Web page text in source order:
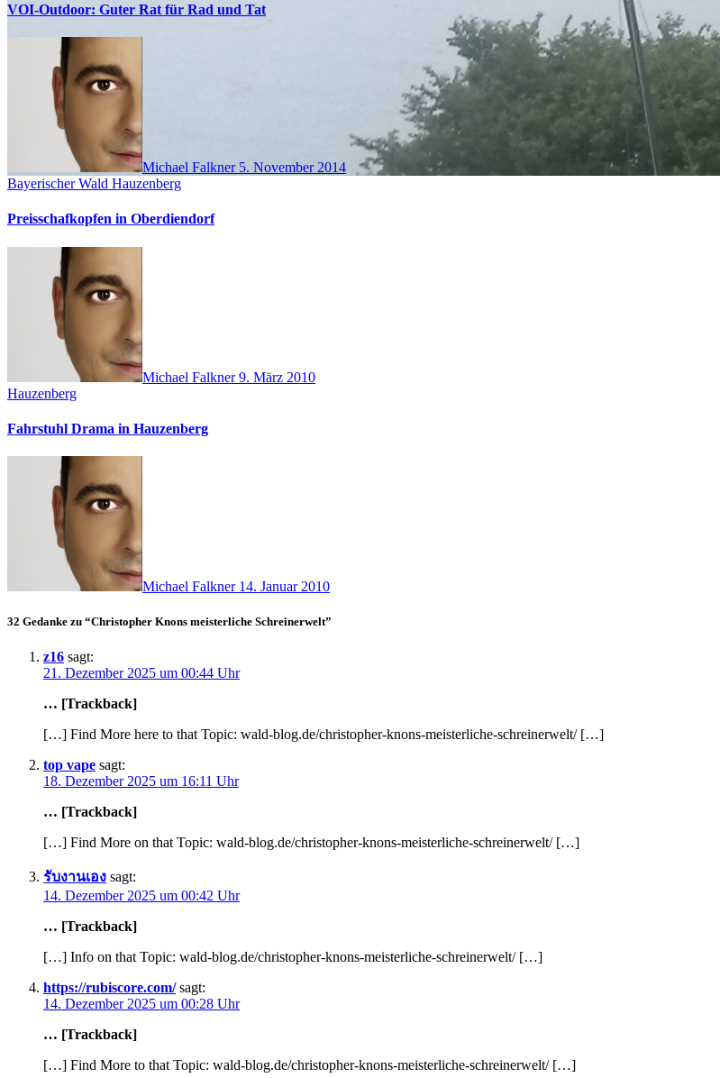
VOI-Outdoor: Guter Rat für Rad und Tat
Michael Falkner 5. November 2014
Bayerischer Wald Hauzenberg
Preisschafkopfen in Oberdiendorf
Michael Falkner9. März 2010
Hauzenberg
Fahrstuhl Drama in Hauzenberg
Michael Falkner 14. Januar 2010
32 Gedanke zu “Christopher Knons meisterliche Schreinerwelt”
z16 sagt:
21. Dezember 2025 um 00:44 Uhr
… [Trackback]
[…] Find More here to that Topic: wald-blog.de/christopher-knons-meisterliche-schreinerwelt/ […]
top vape sagt:
18. Dezember 2025 um 16:11 Uhr
… [Trackback]
[…] Find More on that Topic: wald-blog.de/christopher-knons-meisterliche-schreinerwelt/ […]
รับงานเอง sagt:
14. Dezember 2025 um 00:42 Uhr
… [Trackback]
[…] Info on that Topic: wald-blog.de/christopher-knons-meisterliche-schreinerwelt/ […]
https://rubiscore.com/ sagt:
14. Dezember 2025 um 00:28 Uhr
… [Trackback]
[…] Find More to that Topic: wald-blog.de/christopher-knons-meisterliche-schreinerwelt/ […]